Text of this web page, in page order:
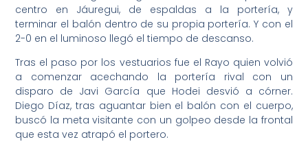
centro en Jáuregui, de espaldas a la portería, y
terminar el balón dentro de su propia portería. Y con el
2-0 en el luminoso llegó el tiempo de descanso.
Tras el paso por los vestuarios fue el Rayo quien volvió
a comenzar acechando la portería rival con un
disparo de Javi García que Hodei desvió a córner.
Diego Díaz, tras aguantar bien el balón con el cuerpo,
buscó la meta visitante con un golpeo desde la frontal
que esta vez atrapó el portero.